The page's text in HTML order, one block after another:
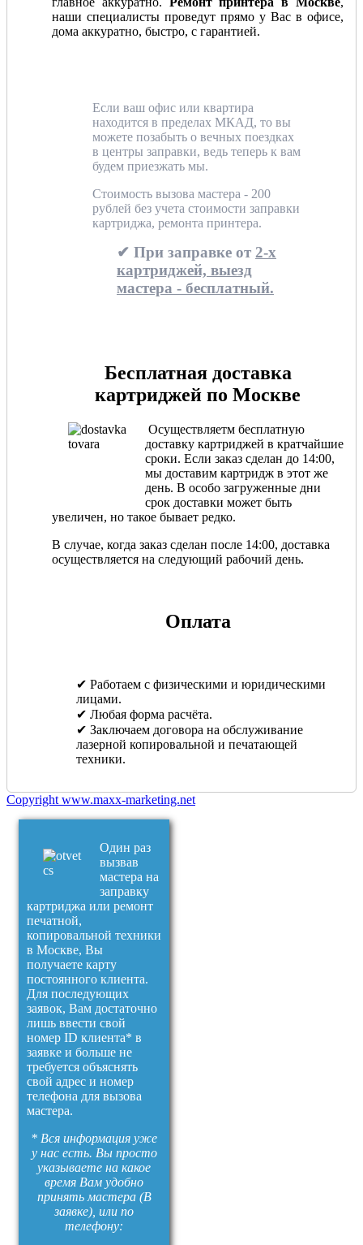
наши специалисты проведут прямо у Вас в офисе,
дома аккуратно, быстро, с гарантией.
Если ваш офис или квартира
находится в пределах МКАД, то вы
можете позабыть о вечных поездках
в центры заправки, ведь теперь к вам
будем приезжать мы.
Стоимость вызова мастера - 200
рублей без учета стоимости заправки
картриджа, ремонта принтера.
✔ При заправке от 2-х
картриджей, выезд
мастера - бесплатный.
Бесплатная доставка
картриджей по Москве
Осуществляетм бесплатную
доставку картриджей в кратчайшие
сроки. Если заказ сделан до 14:00,
мы доставим картридж в этот же
день. В особо загруженные дни
срок доставки может быть
увеличен, но такое бывает редко.
В случае, когда заказ сделан после 14:00, доставка
осуществляется на следующий рабочий день.
Оплата
✔ Работаем с физическими и юридическими
лицами.
✔ Любая форма расчёта.
✔ Заключаем договора на обслуживание
лазерной копировальной и печатающей
техники.
Copyright www.maxx-marketing.net
Один раз
вызвав
мастера на
заправку
картриджа или ремонт
печатной,
копировальной техники
в Москве, Вы
получаете карту
постоянного клиента.
Для последующих
заявок, Вам достаточно
лишь ввести свой
номер ID клиента* в
заявке и больше не
требуется объяснять
свой адрес и номер
телефона для вызова
мастера.
* Вся информация уже
у нас есть. Вы просто
указываете на какое
время Вам удобно
принять мастера (В
заявке), или по
телефону: